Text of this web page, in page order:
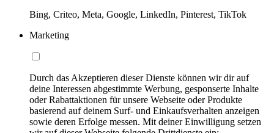
Bing, Criteo, Meta, Google, LinkedIn, Pinterest, TikTok
Marketing
Durch das Akzeptieren dieser Dienste können wir dir auf
deine Interessen abgestimmte Werbung, gesponserte Inhalte
oder Rabattaktionen für unsere Webseite oder Produkte
basierend auf deinem Surf- und Einkaufsverhalten anzeigen
sowie deren Erfolge messen. Mit deiner Einwilligung setzen